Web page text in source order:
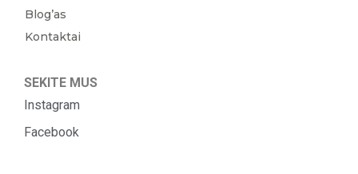
Blog’as
Kontaktai
SEKITE MUS
Instagram
Facebook